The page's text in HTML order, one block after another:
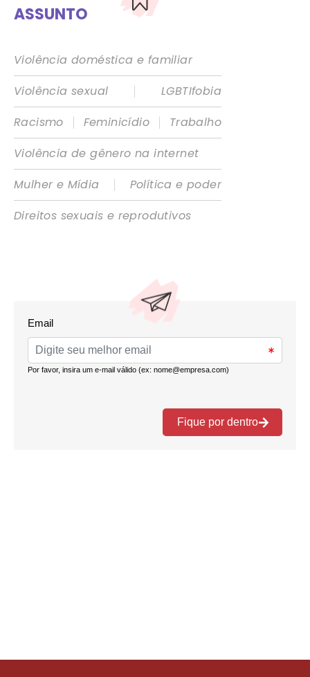
ASSUNTO
Violência doméstica e familiar
Violência sexual
|
LGBTIfobia
Racismo
| Feminicídio |
Trabalho
Violência de gênero na internet
Mulher e Mídia
|
Política e poder
Direitos sexuais e reprodutivos